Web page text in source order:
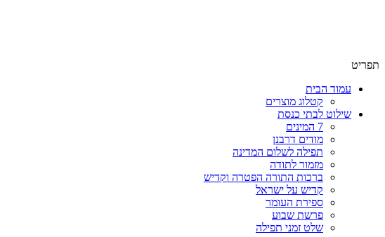
תפריט
עמוד הבית
קטלוג מוצרים
שילוט לבתי כנסת
7 המינים
מודים דרבנן
תפילה לשלום המדינה
מזמור לתודה
ברכות התורה הפטרה וקדיש
קדיש על ישראל
ספירת העומר
פרשת שבוע
שלט זמני תפילה